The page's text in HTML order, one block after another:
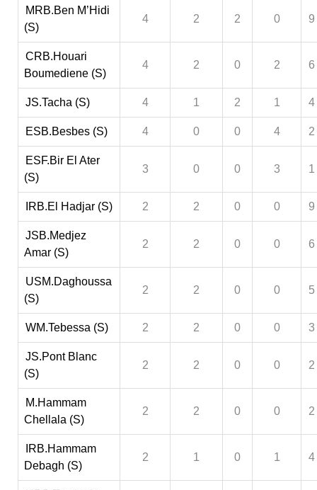
MRB.Ben M’Hidi
(S)
4 2 2 0 9
CRB.Houari
Boumediene (S)
4 2 0 2 6
JS.Tacha (S) 4 1 2 1 4
ESB.Besbes (S) 4 0 0 4 2
ESF.Bir El Ater
(S)
3 0 0 3 1
IRB.El Hadjar (S) 2 2 0 0 9
JSB.Medjez
Amar (S)
2 2 0 0 6
USM.Daghoussa
(S)
2 2 0 0 5
WM.Tebessa (S) 2 2 0 0 3
JS.Pont Blanc
(S)
2 2 0 0 2
M.Hammam
Chellala (S)
2 2 0 0 2
IRB.Hammam
Debagh (S)
2 1 0 1 4